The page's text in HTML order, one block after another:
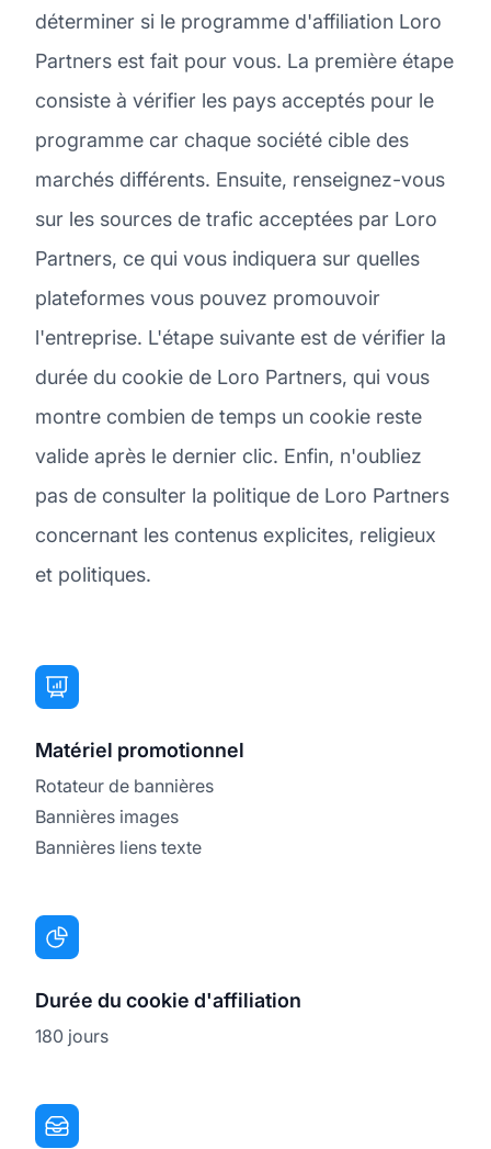
déterminer si le programme d'affiliation Loro
Partners est fait pour vous. La première étape
consiste à vérifier les pays acceptés pour le
programme car chaque société cible des
marchés différents. Ensuite, renseignez-vous
sur les sources de trafic acceptées par Loro
Partners, ce qui vous indiquera sur quelles
plateformes vous pouvez promouvoir
l'entreprise. L'étape suivante est de vérifier la
durée du cookie de Loro Partners, qui vous
montre combien de temps un cookie reste
valide après le dernier clic. Enfin, n'oubliez
pas de consulter la politique de Loro Partners
concernant les contenus explicites, religieux
et politiques.
Matériel promotionnel
Rotateur de bannières
Bannières images
Bannières liens texte
Durée du cookie d'affiliation
180 jours